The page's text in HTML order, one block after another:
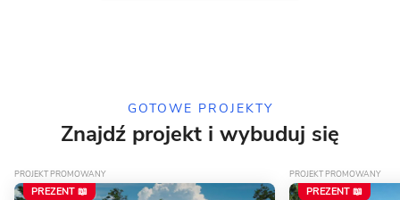
GOTOWE PROJEKTY
Znajdź projekt i wybuduj się
PROJEKT PROMOWANY
PREZENT 📖
PROJEKT PROMOWANY
PREZENT 📖